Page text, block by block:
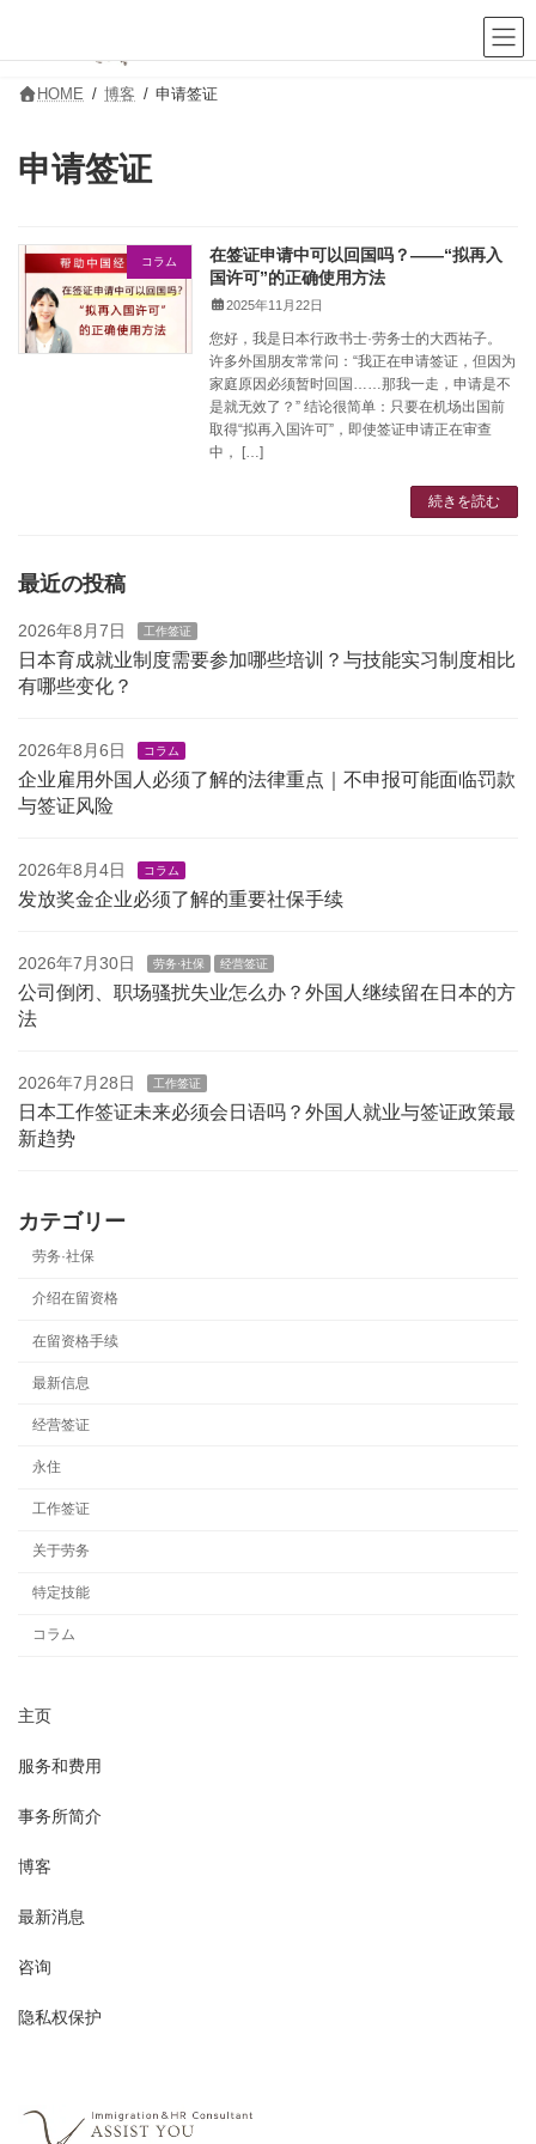
HOME 博客 申请签证
申请签证
コラム
在签证申请中可以回国吗？——“拟再入
国许可”的正确使用方法
2025年11月22日
您好，我是日本行政书士·劳务士的大西祐子。
许多外国朋友常常问：“我正在申请签证，但因为
家庭原因必须暂时回国……那我一走，申请是不
是就无效了？” 结论很简单：只要在机场出国前
取得“拟再入国许可”，即使签证申请正在审查
中， […]
続きを読む
最近の投稿
2026年8月7日 工作签证
日本育成就业制度需要参加哪些培训？与技能实习制度相比
有哪些变化？
2026年8月6日 コラム
企业雇用外国人必须了解的法律重点｜不申报可能面临罚款
与签证风险
2026年8月4日 コラム
发放奖金企业必须了解的重要社保手续
2026年7月30日 劳务·社保 经营签证
公司倒闭、职场骚扰失业怎么办？外国人继续留在日本的方
法
2026年7月28日 工作签证
日本工作签证未来必须会日语吗？外国人就业与签证政策最
新趋势
カテゴリー
劳务·社保
介绍在留资格
在留资格手续
最新信息
经营签证
永住
工作签证
关于劳务
特定技能
コラム
主页
服务和费用
事务所简介
博客
最新消息
咨询
隐私权保护